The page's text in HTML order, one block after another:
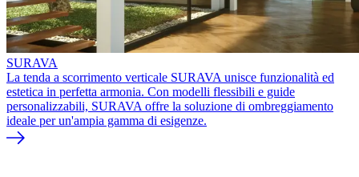
SURAVA
La tenda a scorrimento verticale SURAVA unisce funzionalità ed
estetica in perfetta armonia. Con modelli flessibili e guide
personalizzabili, SURAVA offre la soluzione di ombreggiamento
ideale per un'ampia gamma di esigenze.